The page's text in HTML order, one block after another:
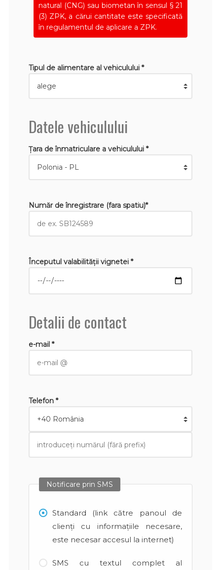
natural (CNG) sau biometan în sensul § 21
(3) ZPK, a cărui cantitate este specificată
în regulamentul de aplicare a ZPK.
Tipul de alimentare al vehiculului *
Datele vehiculului
Țara de înmatriculare a vehiculului *
Număr de înregistrare (fara spatiu)*
Începutul valabilităţii vignetei *
Detalii de contact
e-mail *
Telefon *
Notificare prin SMS
Standard (link către panoul de
clienți cu informațiile necesare,
este necesar accesul la internet)
SMS cu textul complet al